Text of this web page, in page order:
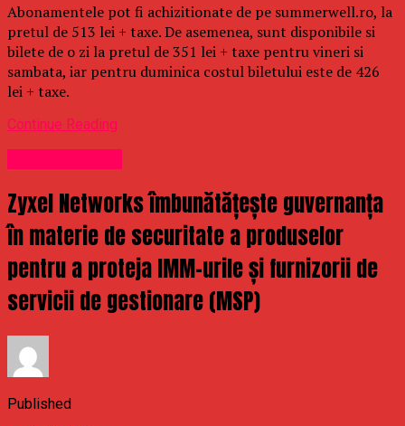
Abonamentele pot fi achizitionate de pe summerwell.ro, la
pretul de 513 lei + taxe. De asemenea, sunt disponibile si
bilete de o zi la pretul de 351 lei + taxe pentru vineri si
sambata, iar pentru duminica costul biletului este de 426
lei + taxe.
Continue Reading
Zyxel Networks îmbunătățește guvernanța
în materie de securitate a produselor
pentru a proteja IMM-urile și furnizorii de
servicii de gestionare (MSP)
Published